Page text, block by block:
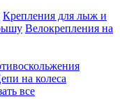
Крепления для лыж и
Велокрепления на
на колеса
все